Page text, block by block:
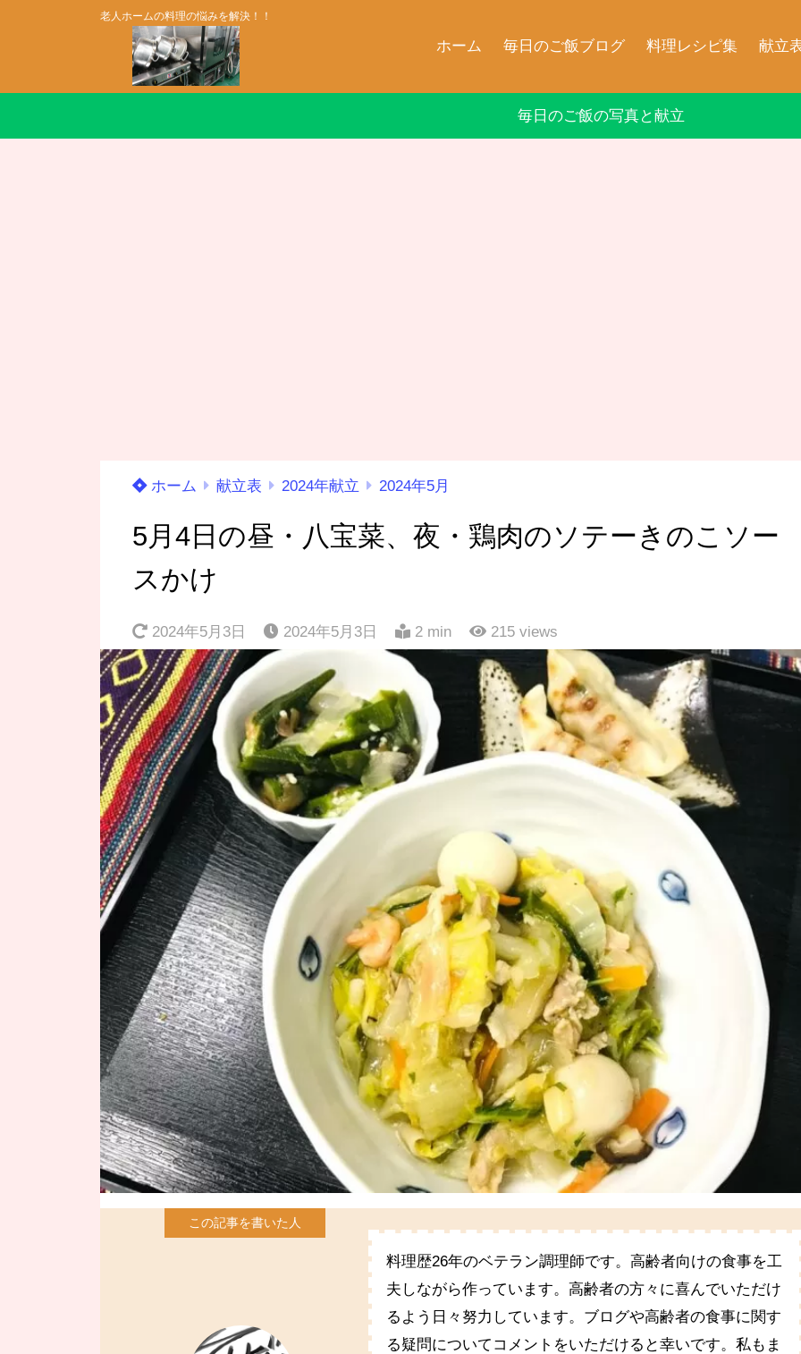
老人ホームの料理の悩みを解決！！
ホーム 毎日のご飯ブログ 料理レシピ集 献立
毎日のご飯の写真と献立
ホーム 献立表 2024年献立 2024年5月
5月4日の昼・八宝菜、夜・鶏肉のソテーきのこソー
スかけ
2024年5月3日 2024年5月3日 2 min 215 views
料理歴26年のベテラン調理師です。高齢者向けの食事を工
夫しながら作っています。高齢者の方々に喜んでいただけ
るよう日々努力しています。ブログや高齢者の食事に関す
る疑問についてコメントをいただけると幸いです。私もま